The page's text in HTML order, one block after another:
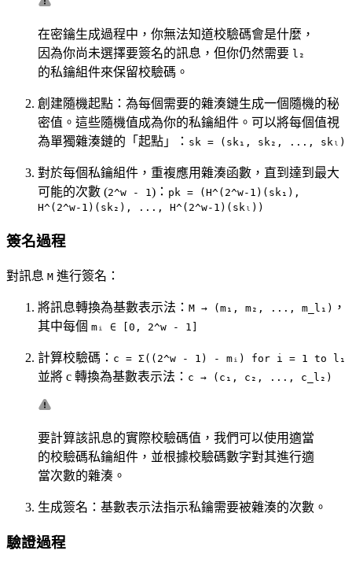
在密鑰生成過程中，你無法知道校驗碼會是什麼，
因為你尚未選擇要簽名的訊息，但你仍然需要 l₂
的私鑰組件來保留校驗碼。
創建隨機起點：為每個需要的雜湊鏈生成一個隨機的秘
密值。這些隨機值成為你的私鑰組件。可以將每個值視
為單獨雜湊鏈的「起點」： sk = (sk₁, sk₂, ..., skₗ)
對於每個私鑰組件，重複應用雜湊函數，直到達到最大
可能的次數 (2^w - 1)： pk = (H^(2^w-1)(sk₁),
H^(2^w-1)(sk₂), ..., H^(2^w-1)(skₗ))
簽名過程
對訊息 M 進行簽名：
將訊息轉換為基數表示法： M → (m₁, m₂, ..., m_l₁) ，
其中每個 mᵢ ∈ [0, 2^w - 1]
計算校驗碼： c = Σ((2^w - 1) - mᵢ) for i = 1 to l₁
並將 c 轉換為基數表示法： c → (c₁, c₂, ..., c_l₂)
要計算該訊息的實際校驗碼值，我們可以使用適當
的校驗碼私鑰組件，並根據校驗碼數字對其進行適
當次數的雜湊。
生成簽名：基數表示法指示私鑰需要被雜湊的次數。
驗證過程